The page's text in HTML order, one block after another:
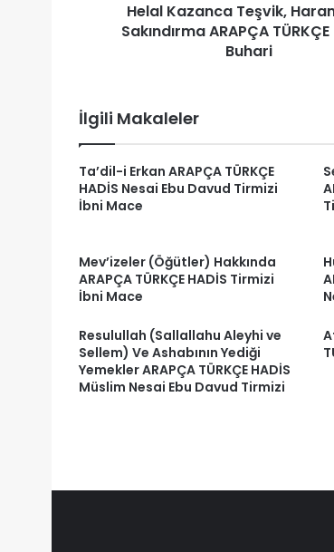
Helal Kazanca Teşvik,
Sakındırma ARAPÇA TÜRKÇE
Buhari
İlgili Makaleler
Ta’dil-i Erkan ARAPÇA TÜRKÇE
HADİS Nesai Ebu Davud Tirmizi
İbni Mace
Mev’izeler (Öğütler) Hakkında
ARAPÇA TÜRKÇE HADİS Tirmizi
İbni Mace
Resulullah (Sallallahu Aleyhi ve
Sellem) Ve Ashabının Yediği
Yemekler ARAPÇA TÜRKÇE HADİS
Müslim Nesai Ebu Davud Tirmizi